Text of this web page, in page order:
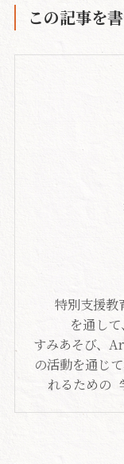
この記事を
特別支援教
を通し
すみあそび、
の活動を通じ
れるための